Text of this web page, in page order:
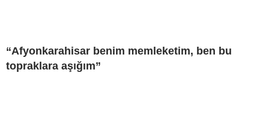
“Afyonkarahisar benim memleketim, ben bu
topraklara aşığım”